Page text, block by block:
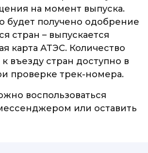
на момент выпуска.
будет получено одобрение
стран – выпускается
карта АТЭС. Количество
въезду стран доступно в
проверке трек-номера.
воспользоваться
или оставить